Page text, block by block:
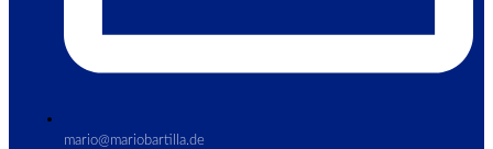
mario@mariobartilla.de